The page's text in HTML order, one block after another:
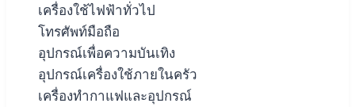
เครื่องใช้ไฟฟ้าทั่วไป
โทรศัพท์มือถือ
อุปกรณ์เพื่อความบันเทิง
อุปกรณ์เครื่องใช้ภายในครัว
เครื่องทำกาแฟและอุปกรณ์